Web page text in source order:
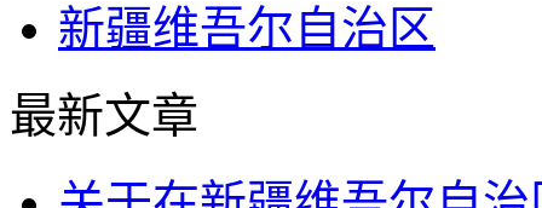
新疆维吾尔自治区
最新文章